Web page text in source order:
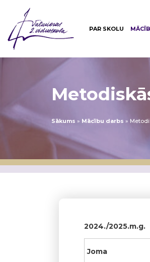
PAR SKOLU
Sākums » Mācību darbs »
2024./2025.m.g.
Joma